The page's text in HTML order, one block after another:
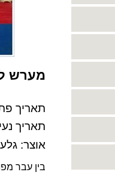
מערש
תאריך
תאריך נעילה:
אוצר:
בין עבר